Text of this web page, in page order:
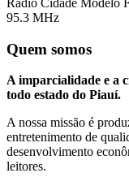
Rádio Cidade Modelo
95.3 MHz
Quem somos
A imparcialidade e a
todo estado do Piauí.
A nossa missão é
entretenimento de
desenvolvimento
leitores.